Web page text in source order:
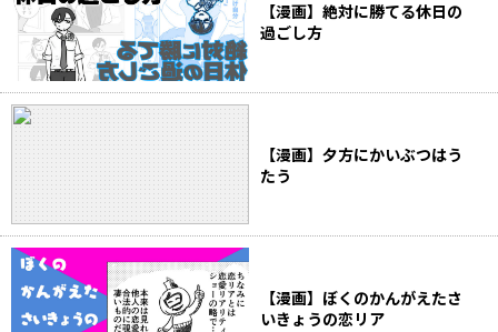
【漫画】絶対に勝てる休日の
過ごし方
【漫画】夕方にかいぶつはう
たう
【漫画】ぼくのかんがえたさ
いきょうの恋リア